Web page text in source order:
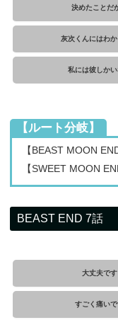
決めたことだ
灰次くんにはわ
私には彼しか
【ルート分岐】
【BEAST MOON
【SWEET MOON
BEAST END 7話
大丈夫です
すごく痛い